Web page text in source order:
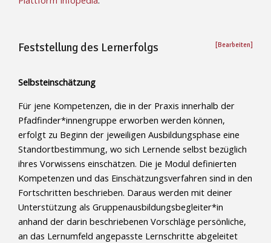
Feststellung des Lernerfolgs [Bearbeiten]
Selbsteinschätzung
Für jene Kompetenzen, die in der Praxis innerhalb der
Pfadfinder*innengruppe erworben werden können,
erfolgt zu Beginn der jeweiligen Ausbildungsphase eine
Standortbestimmung, wo sich Lernende selbst bezüglich
ihres Vorwissens einschätzen. Die je Modul definierten
Kompetenzen und das Einschätzungsverfahren sind in den
Fortschritten beschrieben. Daraus werden mit deiner
Unterstützung als Gruppenausbildungsbegleiter*in
anhand der darin beschriebenen Vorschläge persönliche,
an das Lernumfeld angepasste Lernschritte abgeleitet